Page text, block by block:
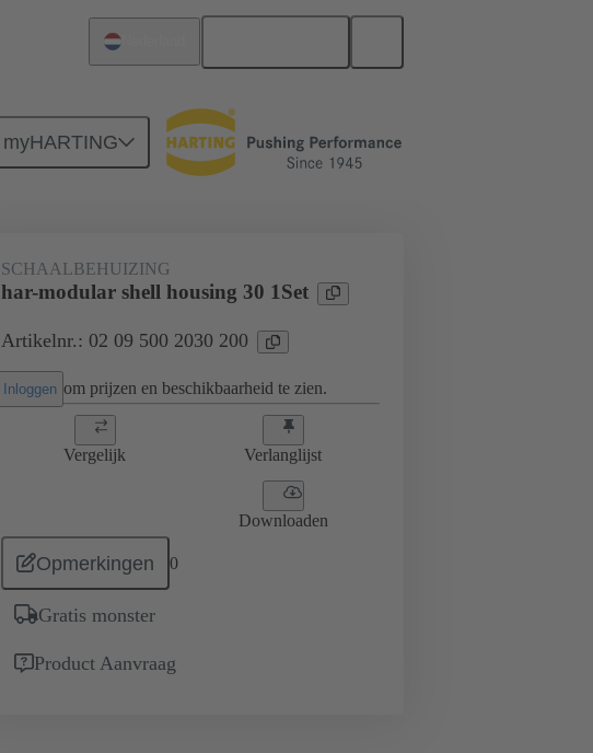
myHARTING
SCHAALBEHUIZING
har-modular shell housing 30 1Set
Artikelnr.: 02 09 500 2030 200
Inloggen om prijzen en beschikbaarheid te zien.
Vergelijk Verlanglijst
Downloaden
Opmerkingen 0
Gratis monster
Product Aanvraag